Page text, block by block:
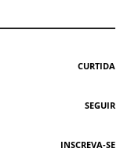
CURTIDA
SEGUIR
INSCREVA-SE